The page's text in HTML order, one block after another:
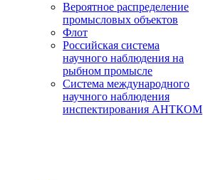
Вероятное распределение
промысловых объектов
Флот
Российская система
научного наблюдения на
рыбном промысле
Система международного
научного наблюдения
инспектирования АНТКОМ